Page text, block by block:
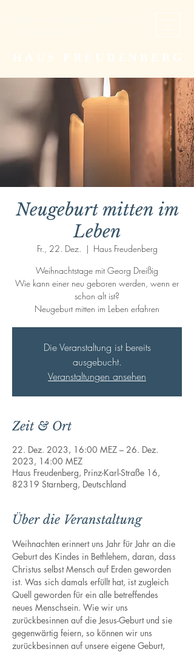
Neugeburt mitten im
Leben
Fr., 22. Dez.
  |
Haus Freudenberg
Weihnachtstage mit Georg Dreißig
Wie kann einer neu geboren werden, wenn er
schon alt ist?
Neugeburt mitten im Leben erfahren
Die Veranstaltung ist bereits
ausgebucht.
Veranstaltungen ansehen
Zeit & Ort
22. Dez. 2023, 16:00 MEZ – 26. Dez.
2023, 14:00 MEZ
Haus Freudenberg, Prinz-Karl-Straße 16,
82319 Starnberg, Deutschland
Über die Veranstaltung
Weihnachten erinnert uns Jahr für Jahr an die
Geburt des Kindes in Bethlehem, daran, dass
Christus selbst Mensch auf Erden geworden
ist. Was sich damals erfüllt hat, ist zugleich
Quell geworden für ein alle betreffendes
neues Menschsein. Wie wir uns
zurückbesinnen auf die Jesus-Geburt und sie
gegenwärtig feiern, so können wir uns
zurückbesinnen auf unsere eigene Geburt,